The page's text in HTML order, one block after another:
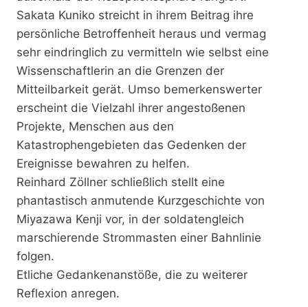
Sakata Kuniko streicht in ihrem Beitrag ihre
persönliche Betroffenheit heraus und vermag
sehr eindringlich zu vermitteln wie selbst eine
Wissenschaftlerin an die Grenzen der
Mitteilbarkeit gerät. Umso bemerkenswerter
erscheint die Vielzahl ihrer angestoßenen
Projekte, Menschen aus den
Katastrophengebieten das Gedenken der
Ereignisse bewahren zu helfen.
Reinhard Zöllner schließlich stellt eine
phantastisch anmutende Kurzgeschichte von
Miyazawa Kenji vor, in der soldatengleich
marschierende Strommasten einer Bahnlinie
folgen.
Etliche Gedankenanstöße, die zu weiterer
Reflexion anregen.